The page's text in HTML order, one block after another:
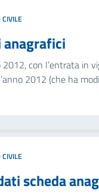
CIVILE
con l’entrata in
2012 (che ha
CIVILE
scheda